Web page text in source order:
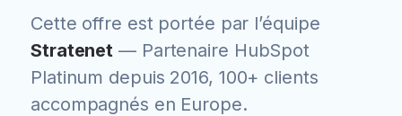
Cette offre est portée par l’équipe
Stratenet — Partenaire HubSpot
Platinum depuis 2016, 100+ clients
accompagnés en Europe.